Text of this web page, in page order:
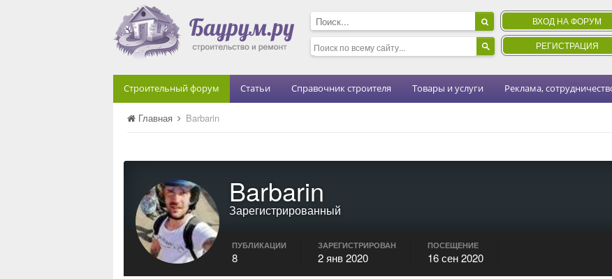
ВХОД НА ФОРУМ
РЕГИСТРАЦИЯ
Строительный форум Статьи Справочник строителя Товары и услуги Реклама,
Главная Barbarin
Barbarin
Зарегистрированный
ПУБЛИКАЦИИ
8
ЗАРЕГИСТРИРОВАН
2 янв 2020
ПОСЕЩЕНИЕ
16 сен 2020